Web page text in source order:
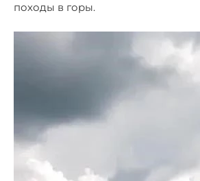
походы в горы.